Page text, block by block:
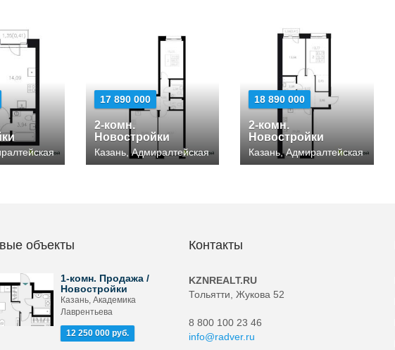
17 890 000
2-комн.
Новостройки
Казань, Адмиралтейская
18 890 000
2-комн.
Новостройки
Казань, Адмиралтейская
объекты
1-комн. Продажа /
Новостройки
Казань, Академика
Лаврентьева
12 250 000 руб.
Контакты
KZNREALT.RU
Тольятти, Жукова 52
8 800 100 23 46
info@radver.ru